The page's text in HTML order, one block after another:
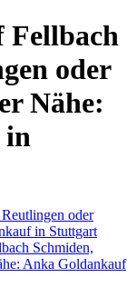
Fellbach
oder
Nähe:
in
oder
in Stuttgart
Schmiden,
Anka Goldankauf